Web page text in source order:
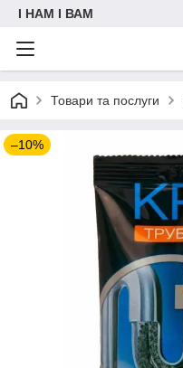
I НАМ I ВАМ
Товари та послуги
–10%